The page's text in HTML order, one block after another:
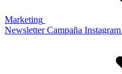
Marketing
Newsletter Campaña Instagram